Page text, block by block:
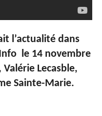
l’actualité dans
le 14 novembre
Valérie Lecasble,
Sainte-Marie.